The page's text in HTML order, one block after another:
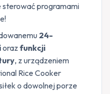
sterować programami
24-
oraz funkcji
, z urządzeniem
Rice Cooker
o dowolnej porze